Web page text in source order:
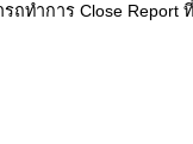
ถทำการ Close Report